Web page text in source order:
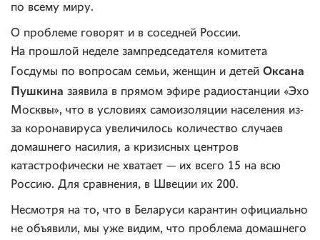
по всему миру.
О проблеме говорят и в соседней России.
На прошлой неделе зампредседателя комитета
Госдумы по вопросам семьи, женщин и детей Оксана
Пушкина заявила в прямом эфире радиостанции «Эхо
Москвы», что в условиях самоизоляции населения из-
за коронавируса увеличилось количество случаев
домашнего насилия, а кризисных центров
катастрофически не хватает — их всего 15 на всю
Россию. Для сравнения, в Швеции их 200.
Несмотря на то, что в Беларуси карантин официально
не объявили, мы уже видим, что проблема домашнего